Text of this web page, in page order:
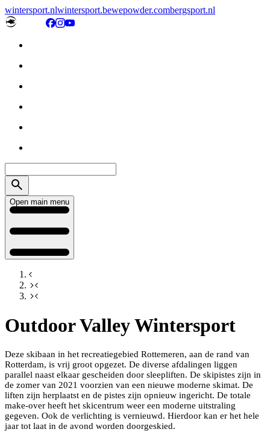
wintersport.nlwintersport.bewepowder.combergsport.nl
Open main menu
Outdoor Valley Wintersport
Deze skibaan in het recreatiegebied Rottemeren, aan de rand van
Rotterdam, is vrij groot opgezet. De diverse afdalingen liggen
parallel naast elkaar gescheiden door sleepliften. De skipistes zijn in
de zomer van 2021 voorzien van een nieuwe moderne skimat. De
liften zijn herplaatst en de pistes zijn opnieuw ingericht. De totale
make-over heeft het skicentrum weer een moderne uitstraling
gegeven. Ook de verlichting is vernieuwd. Hierdoor kan er het hele
jaar tot laat in de avond worden doorgeskied.